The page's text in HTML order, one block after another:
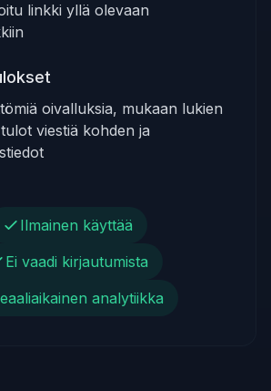
linkki yllä olevaan
oivalluksia, mukaan lukien
viestiä kohden ja
Ilmainen käyttää
Ei vaadi kirjautumista
analytiikka